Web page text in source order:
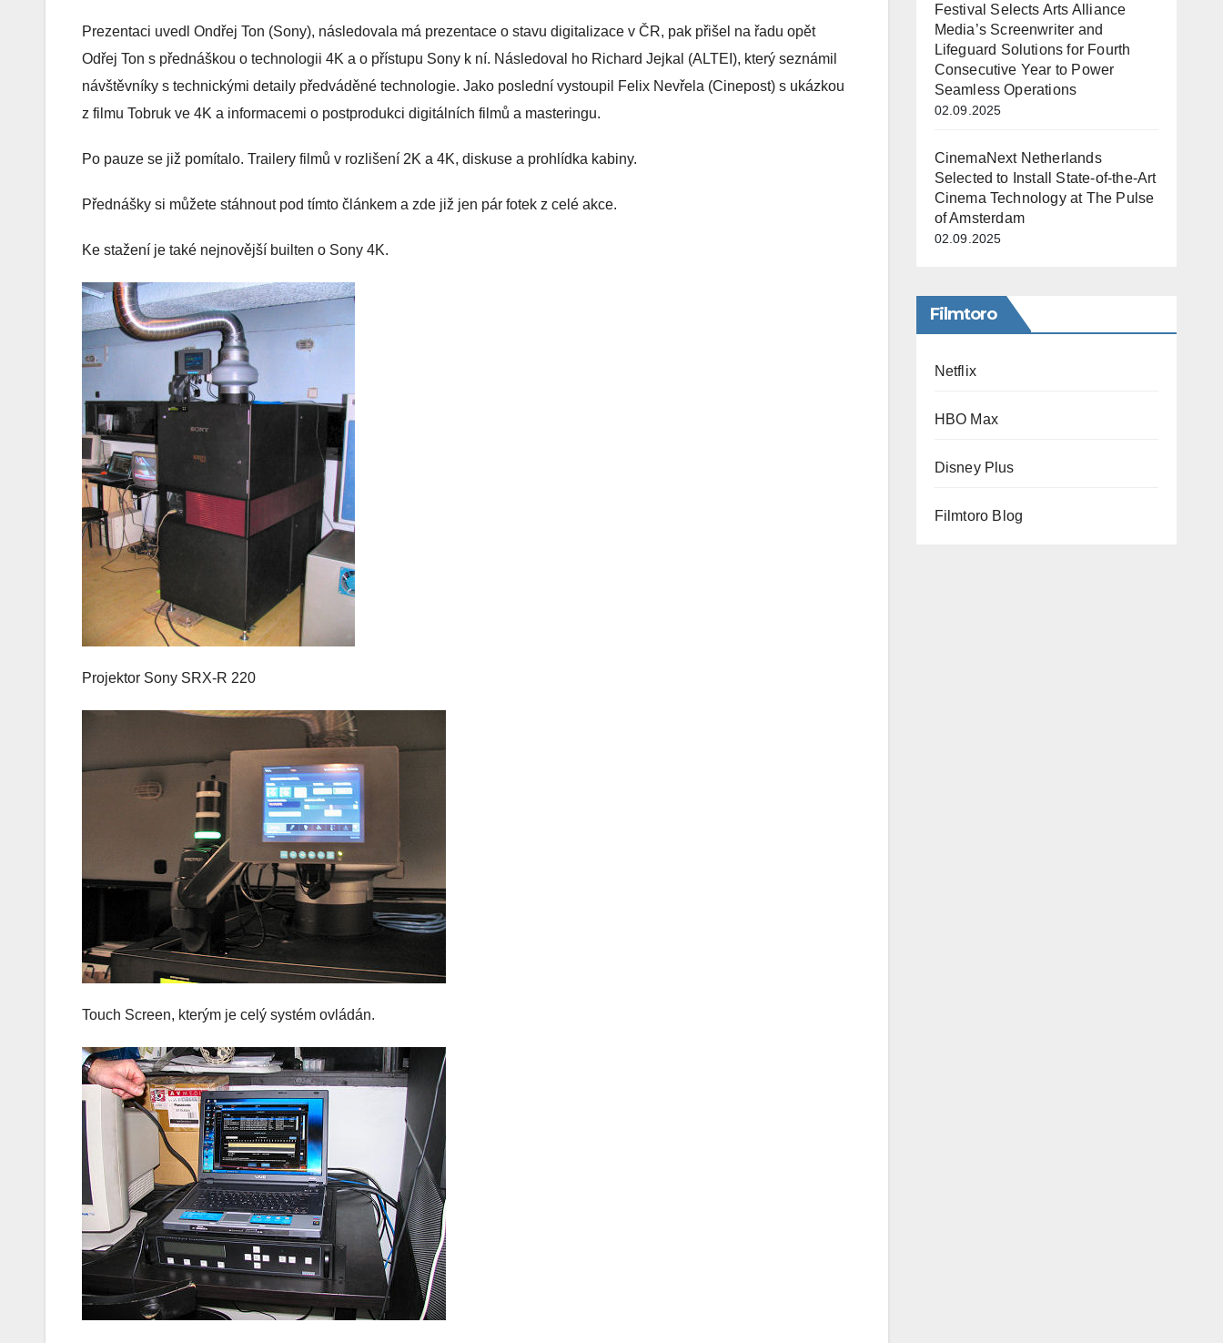
Prezentaci uvedl Ondřej Ton (Sony), následovala má prezentace o stavu digitalizace v ČR, pak přišel na řadu opět
Odřej Ton s přednáškou o technologii 4K a o přístupu Sony k ní. Následoval ho Richard Jejkal (ALTEI), který seznámil
návštěvníky s technickými detaily předváděné technologie. Jako poslední vystoupil Felix Nevřela (Cinepost) s ukázkou
z filmu Tobruk ve 4K a informacemi o postprodukci digitálních filmů a masteringu.
Po pauze se již pomítalo. Trailery filmů v rozlišení 2K a 4K, diskuse a prohlídka kabiny.
Přednášky si můžete stáhnout pod tímto článkem a zde již jen pár fotek z celé akce.
Ke stažení je také nejnovější builten o Sony 4K.
Projektor Sony SRX-R 220
Touch Screen, kterým je celý systém ovládán.
Festival Selects Arts Alliance
Media’s Screenwriter and
Lifeguard Solutions for Fourth
Consecutive Year to Power
Seamless Operations
02.09.2025
CinemaNext Netherlands
Selected to Install State-of-the-Art
Cinema Technology at The Pulse
of Amsterdam
02.09.2025
Filmtoro
Netflix
HBO Max
Disney Plus
Filmtoro Blog